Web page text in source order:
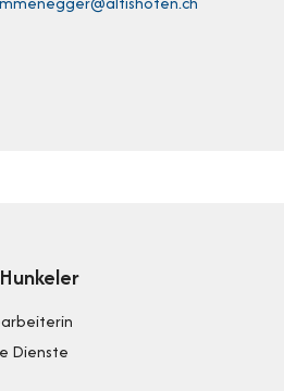
Dienste